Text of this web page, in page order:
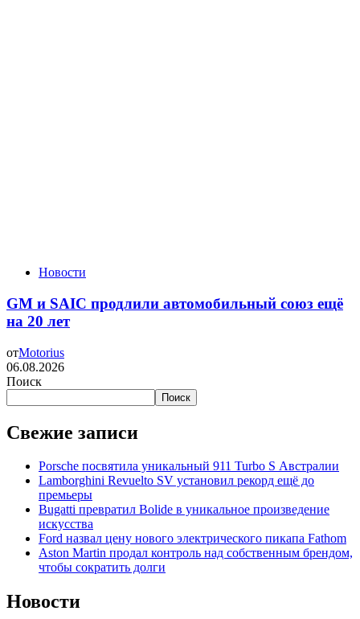
Новости
GM и SAIC продлили автомобильный союз ещё
на 20 лет
отMotorius
06.08.2026
Поиск
Поиск
Свежие записи
Porsche посвятила уникальный 911 Turbo S Австралии
Lamborghini Revuelto SV установил рекорд ещё до
премьеры
Bugatti превратил Bolide в уникальное произведение
искусства
Ford назвал цену нового электрического пикапа Fathom
Aston Martin продал контроль над собственным брендом,
чтобы сократить долги
Новости